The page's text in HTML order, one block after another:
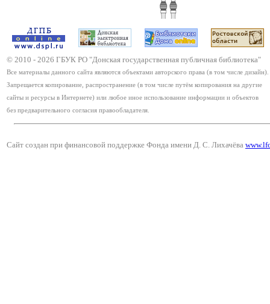
© 2010 - 2026 ГБУК РО "Донская государственная публичная библиотека"
Все материалы данного сайта являются объектами авторского права (в том числе дизайн).
Запрещается копирование, распространение (в том числе путём копирования на другие
сайты и ресурсы в Интернете) или любое иное использование информации и объектов
без предварительного согласия правообладателя.
Сайт создан при финансовой поддержке Фонда имени Д. С. Лихачёва